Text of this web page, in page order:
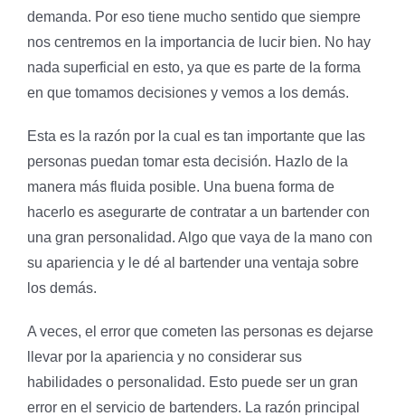
demanda. Por eso tiene mucho sentido que siempre
nos centremos en la importancia de lucir bien. No hay
nada superficial en esto, ya que es parte de la forma
en que tomamos decisiones y vemos a los demás.
Esta es la razón por la cual es tan importante que las
personas puedan tomar esta decisión. Hazlo de la
manera más fluida posible. Una buena forma de
hacerlo es asegurarte de contratar a un bartender con
una gran personalidad. Algo que vaya de la mano con
su apariencia y le dé al bartender una ventaja sobre
los demás.
A veces, el error que cometen las personas es dejarse
llevar por la apariencia y no considerar sus
habilidades o personalidad. Esto puede ser un gran
error en el servicio de bartenders. La razón principal